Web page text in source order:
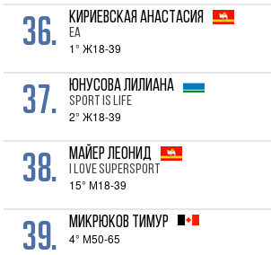
36. КИРИЕВСКАЯ Анастасия
ЕА
1° Ж18-39
37. ЮНУСОВА Лилиана
Sport is Life
2° Ж18-39
38. МАЙЕР Леонид
I Love Supersport
15° М18-39
39. МИКРЮКОВ Тимур
4° М50-65